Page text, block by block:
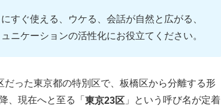
すぐ使える、ウケる、会話が自然と広がる、
ニケーションの活性化にお役立てください。
った東京都の特別区で、板橋区から分離する形
、現在へと至る「 東京23区 」という呼び名が定着